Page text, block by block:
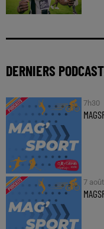
DERNIERS
7h30
7